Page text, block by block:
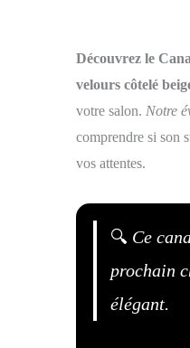
Découvrez le
velours côtelé
votre salon. Notre
comprendre si son
vos attentes.
🔍 Ce
prochain
élégant.